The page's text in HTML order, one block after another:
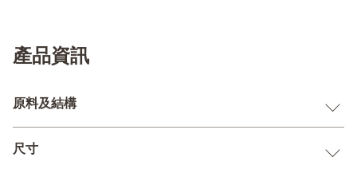
硬
度
涼
產品資訊
原料及結構
尺寸